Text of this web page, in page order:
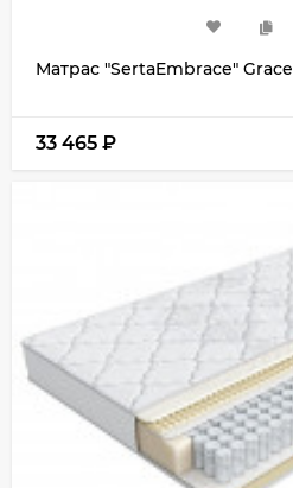
Матрас "SertaEmbrace" Grace
33 465 ₽